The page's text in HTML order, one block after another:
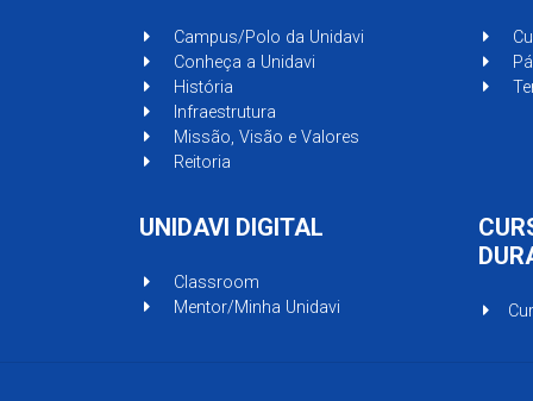
Campus/Polo da Unidavi
Conheça a Unidavi
História
Infraestrutura
Missão, Visão e Valores
Reitoria
UNIDAVI DIGITAL
Classroom
Mentor/Minha Unidavi